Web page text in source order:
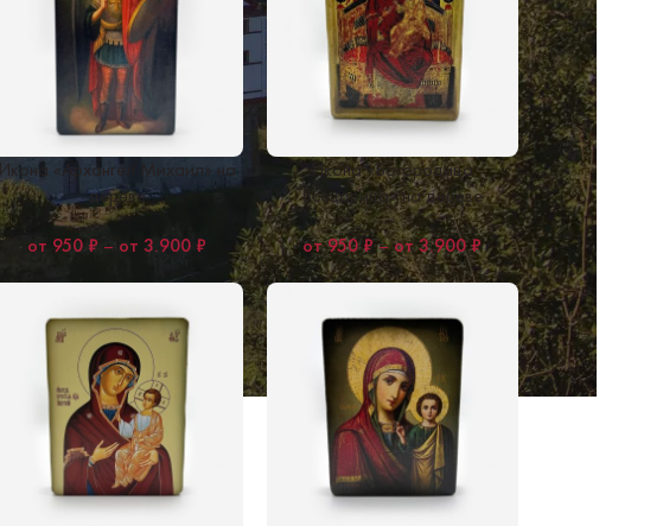
Икона «Архангел Михаил» на
дереве
950 ₽ – 3.900 ₽
Икона «Богородица
Всецарица» на дереве
950₽– 3.900₽